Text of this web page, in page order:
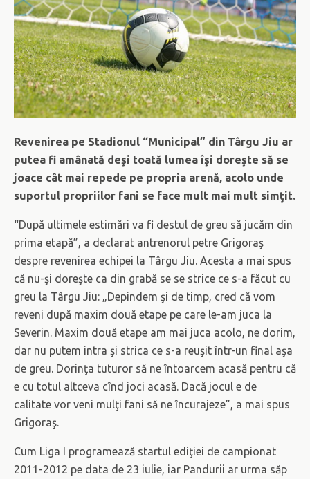
Revenirea pe Stadionul “Municipal” din Târgu Jiu ar
putea fi amânată deşi toată lumea îşi doreşte să se
joace cât mai repede pe propria arenă, acolo unde
suportul propriilor fani se face mult mai mult simţit.
“După ultimele estimări va fi destul de greu să jucăm din
prima etapă”, a declarat antrenorul petre Grigoraş
despre revenirea echipei la Târgu Jiu. Acesta a mai spus
că nu-şi doreşte ca din grabă se se strice ce s-a făcut cu
greu la Târgu Jiu: „Depindem şi de timp, cred că vom
reveni după maxim două etape pe care le-am juca la
Severin. Maxim două etape am mai juca acolo, ne dorim,
dar nu putem intra şi strica ce s-a reuşit într-un final aşa
de greu. Dorinţa tuturor să ne întoarcem acasă pentru că
e cu totul altceva cînd joci acasă. Dacă jocul e de
calitate vor veni mulţi fani să ne încurajeze”, a mai spus
Grigoraş.
Cum Liga I programează startul ediţiei de campionat
2011-2012 pe data de 23 iulie, iar Pandurii ar urma săp